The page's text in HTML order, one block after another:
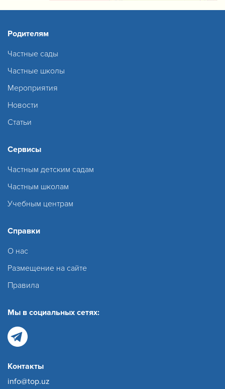
Родителям
Частные сады
Частные школы
Мероприятия
Новости
Статьи
Сервисы
Частным детским садам
Частным школам
Учебным центрам
Справки
О нас
Размещение на сайте
Правила
Мы в социальных сетях:
Контакты
info@top.uz